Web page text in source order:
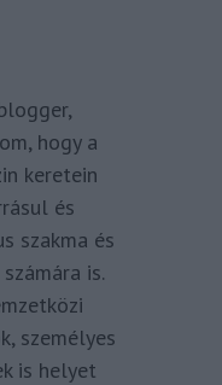
hogy a
keretein
és
szakma és
is.
személyes
is helyet